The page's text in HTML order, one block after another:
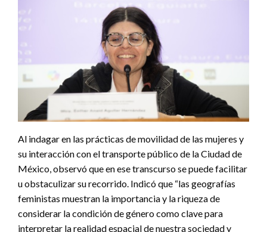
Al indagar en las prácticas de movilidad de las mujeres y
su interacción con el transporte público de la Ciudad de
México, observó que en ese transcurso se puede facilitar
u obstaculizar su recorrido. Indicó que “las geografías
feministas muestran la importancia y la riqueza de
considerar la condición de género como clave para
interpretar la realidad espacial de nuestra sociedad y